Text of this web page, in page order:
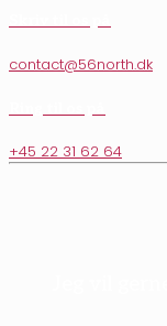
contact@56north.dk
+45 22 31 62 64